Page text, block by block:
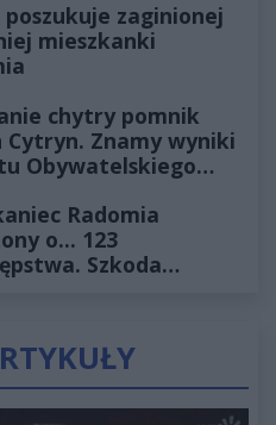
poszukuje zaginionej
mieszkanki
chytry pomnik
Cytryn. Znamy wyniki
Obywatelskiego
Radomia
o... 123
Szkoda